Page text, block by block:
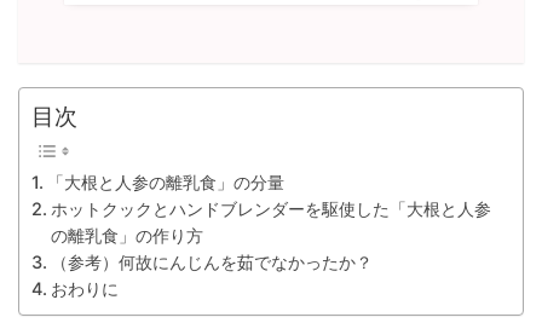
目次
「大根と人参の離乳食」の分量
ホットクックとハンドブレンダーを駆使した「大根と人参
の離乳食」の作り方
（参考）何故にんじんを茹でなかったか？
おわりに